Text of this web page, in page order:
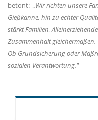
betont: Wir richten unsere
Gießkanne, hin zu echter
stärkt Familien,
Zusammenhalt
Ob Grundsicherung oder
sozialen Verantwortung."